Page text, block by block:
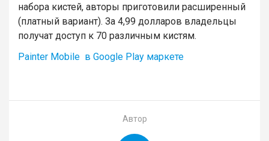
набора кистей, авторы приготовили расширенный
(платный вариант). За 4,99 долларов владельцы
получат доступ к 70 различным кистям.
Painter Mobile в Google Play маркете
Автор